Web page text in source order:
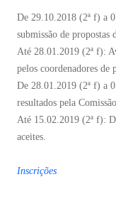
De 29.10.2018 (2ª f) a
submissão de propostas
Até 28.01.2019 (2ª f):
pelos coordenadores de
De 28.01.2019 (2ª f) a
resultados pela
Até 15.02.2019 (2ª f):
aceites.
Inscrições